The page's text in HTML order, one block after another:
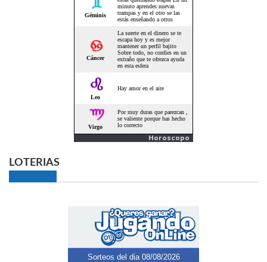
Horoscopo
LOTERIAS